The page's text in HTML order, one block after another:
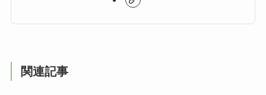
関連記事